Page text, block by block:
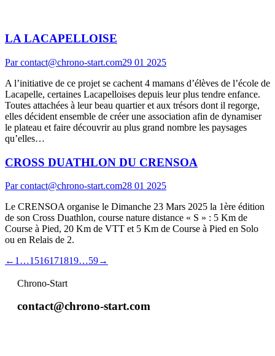
LA LACAPELLOISE
Parcontact@chrono-start.com29 01 2025
A l’initiative de ce projet se cachent 4 mamans d’élèves de l’école de
Lacapelle, certaines Lacapelloises depuis leur plus tendre enfance.
Toutes attachées à leur beau quartier et aux trésors dont il regorge,
elles décident ensemble de créer une association afin de dynamiser
le plateau et faire découvrir au plus grand nombre les paysages
qu’elles…
CROSS DUATHLON DU CRENSOA
Parcontact@chrono-start.com28 01 2025
Le CRENSOA organise le Dimanche 23 Mars 2025 la 1ère édition
de son Cross Duathlon, course nature distance « S » : 5 Km de
Course à Pied, 20 Km de VTT et 5 Km de Course à Pied en Solo
ou en Relais de 2.
← 1 …1516171819…59→
Chrono-Start
contact@chrono-start.com